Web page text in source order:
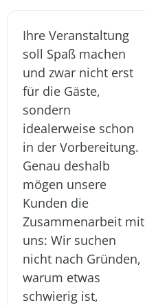
Ihre Veranstaltung
soll Spaß machen
und zwar nicht erst
für die Gäste,
sondern
idealerweise schon
in der Vorbereitung.
Genau deshalb
mögen unsere
Kunden die
Zusammenarbeit mit
uns: Wir suchen
nicht nach Gründen,
warum etwas
schwierig ist,